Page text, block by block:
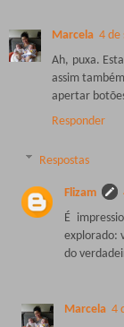
Marcela 4 de
Ah, puxa.
assim
apertar
Responder
Respostas
Flizam
É
explorado:
do
Marcela 4